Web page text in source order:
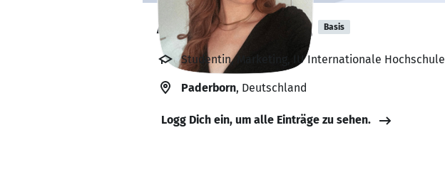
Antonia Düchting Basis
Studentin, Marketing, IU Internationale Hochschule
Paderborn, Deutschland
Logg Dich ein, um alle Einträge zu sehen.